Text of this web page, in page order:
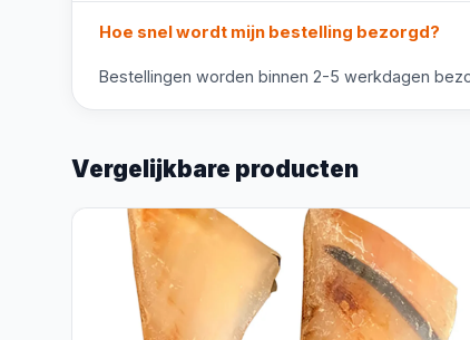
Hoe snel wordt mijn bestelling bezorgd?
Bestellingen worden binnen 2-5 werkdagen
Vergelijkbare producten